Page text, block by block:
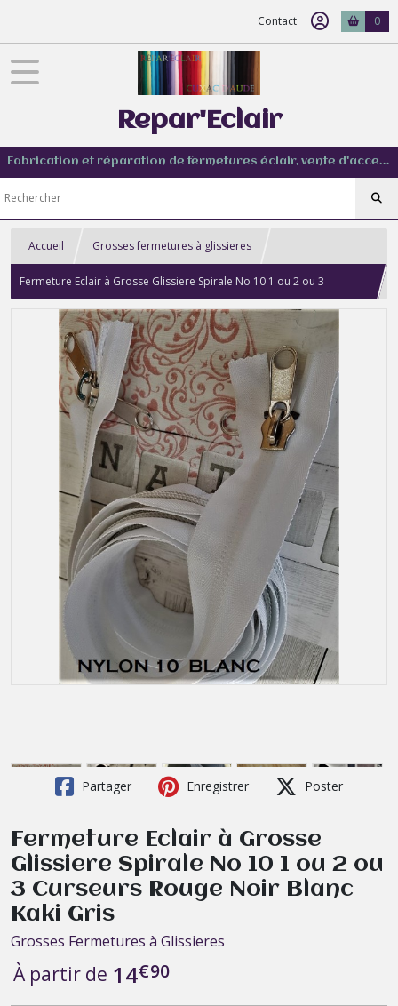
Contact 0
Repar'Eclair
Fabrication et réparation de fermetures éclair, vente d'accessoire couture de tout type
Accueil Grosses fermetures à glissieres
Fermeture Eclair à Grosse Glissiere Spirale No 10 1 ou 2 ou 3
Curseurs Rouge Noir Blanc Kaki Gris
Partager Enregistrer Poster
Fermeture Eclair à Grosse
Glissiere Spirale No 10 1 ou 2 ou
3 Curseurs Rouge Noir Blanc
Kaki Gris
Grosses Fermetures à Glissieres
À partir de 14€90